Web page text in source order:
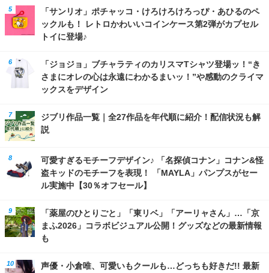
「サンリオ」ポチャッコ・けろけろけろっぴ・あひるのペ
ックルも！ レトロかわいいコインケース第2弾がカプセル
トイに登場♪
「ジョジョ」ブチャラティのカリスマTシャツ登場ッ！“き
さまにオレの心は永遠にわかるまいッ！”や感動のクライマ
ックスをデザイン
ジブリ作品一覧｜全27作品を年代順に紹介！配信状況も解
説
可愛すぎるモチーフデザイン♪ 「名探偵コナン」コナン&怪
盗キッドのモチーフを表現！ 「MAYLA」パンプスがセー
ル実施中【30％オフセール】
「薬屋のひとりごと」「東リベ」「アーリャさん」…「京
まふ2026」コラボビジュアル公開！グッズなどの最新情報
も
声優・小倉唯、可愛いもクールも…どっちも好きだ!! 最新